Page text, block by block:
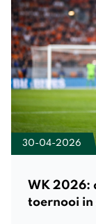
30-04-2026
WK 2026:
toernooi in